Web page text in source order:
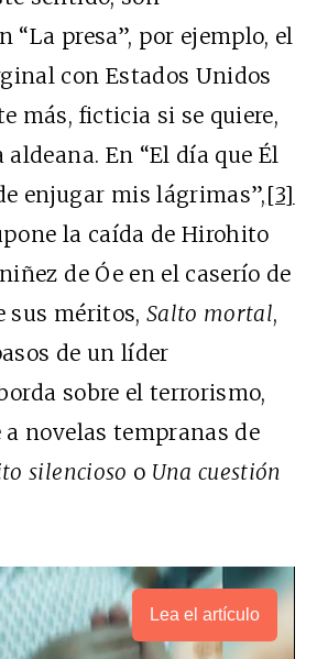
“La presa”, por ejemplo, el
con Estados Unidos
más, ficticia si se quiere,
En “El día que Él
enjugar mis lágrimas”,[3]
la caída de Hirohito
de Óe en el caserío de
sus méritos, Salto mortal,
de un líder
sobre el terrorismo,
novelas tempranas de
silencioso o Una cuestión
Lea el artículo